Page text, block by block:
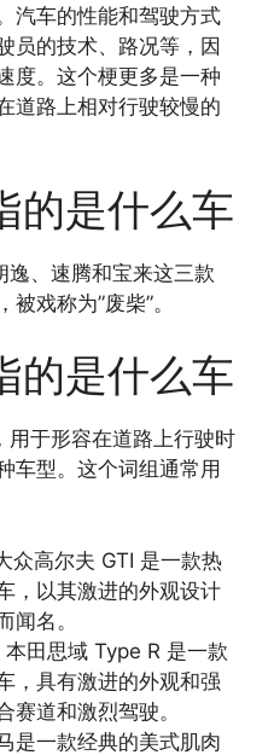
汽车的性能和驾驶方式
员的技术、路况等，因
度。这个梗更多是一种
道路上相对行驶较慢的
的是什么车
逸、速腾和宝来这三款
戏称为”废柴”。
的是什么车
用于形容在道路上行驶时
车型。这个词组通常用
众高尔夫 GTI 是一款热
，以其激进的外观设计
闻名。
田思域 Type R 是一款
，具有激进的外观和强
赛道和激烈驾驶。
是一款经典的美式肌肉